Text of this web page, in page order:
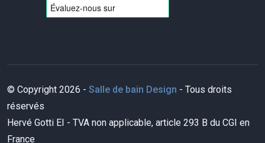
© Copyright 2026 - Salle de bain Design - Tous droits
réservés
Hervé Gotti EI - TVA non applicable, article 293 B du CGI en
France